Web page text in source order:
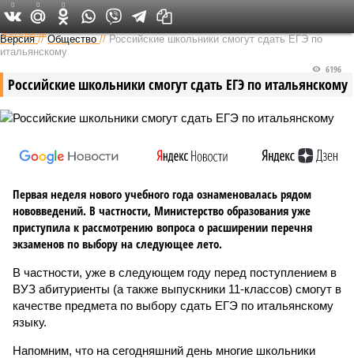
Федеральный выпуск
Версия //Общество //Российские школьники смогут сдать ЕГЭ по
итальянскому
Российские школьники смогут сдать ЕГЭ по итальянскому
6196
Первая неделя нового учебного года ознаменовалась рядом
нововведений. В частности, Министерство образования уже
приступила к рассмотрению вопроса о расширении перечня
экзаменов по выбору на следующее лето.
В частности, уже в следующем году перед поступлением в
ВУЗ абитуриенты (а также выпускники 11-классов) смогут в
качестве предмета по выбору сдать ЕГЭ по итальянскому
языку.
Напомним, что на сегодняшний день многие школьники
0 0 0